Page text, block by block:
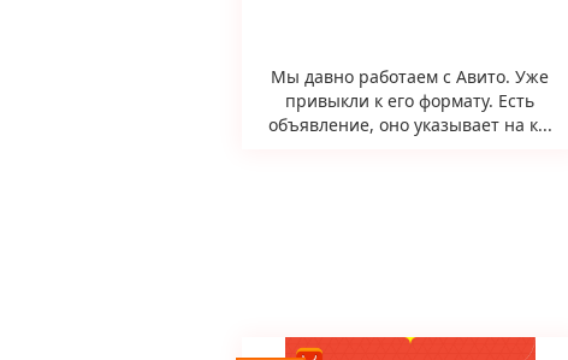
Мы давно работаем с Авито. Уже
привыкли к его формату. Есть
объявление, оно указывает на к...